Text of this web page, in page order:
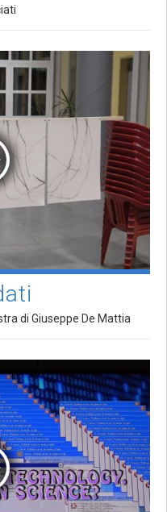
di Giuseppe De Mattia